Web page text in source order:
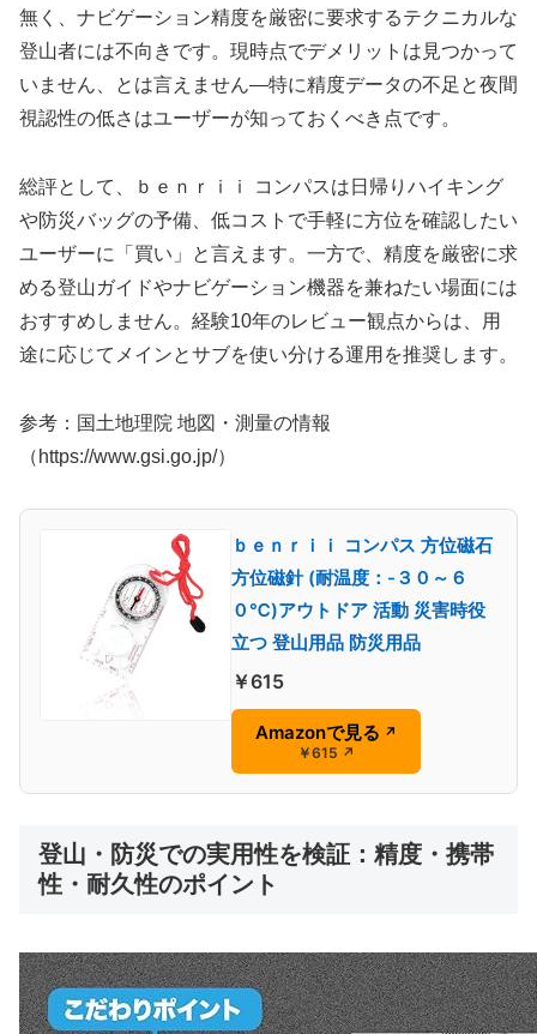
無く、ナビゲーション精度を厳密に要求するテクニカルな
登山者には不向きです。現時点でデメリットは見つかって
いません、とは言えません—特に精度データの不足と夜間
視認性の低さはユーザーが知っておくべき点です。
総評として、ｂｅｎｒｉｉ コンパスは日帰りハイキング
や防災バッグの予備、低コストで手軽に方位を確認したい
ユーザーに「買い」と言えます。一方で、精度を厳密に求
める登山ガイドやナビゲーション機器を兼ねたい場面には
おすすめしません。経験10年のレビュー観点からは、用
途に応じてメインとサブを使い分ける運用を推奨します。
参考：国土地理院 地図・測量の情報
（https://www.gsi.go.jp/）
ｂｅｎｒｉｉ コンパス 方位磁石
方位磁針 (耐温度：-３０～６
０℃)アウトドア 活動 災害時役
立つ 登山用品 防災用品
￥615
Amazonで見る ↗
￥615 ↗
登山・防災での実用性を検証：精度・携帯
性・耐久性のポイント